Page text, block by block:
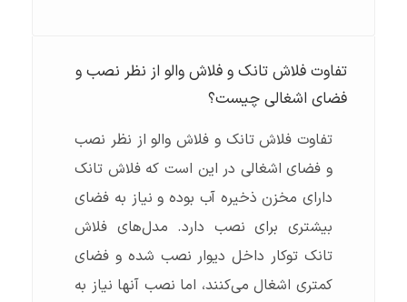
تفاوت فلاش تانک و فلاش والو از نظر نصب و
فضای اشغالی چیست؟
تفاوت فلاش تانک و فلاش والو از نظر نصب
و فضای اشغالی در این است که فلاش تانک
دارای مخزن ذخیره آب بوده و نیاز به فضای
بیشتری برای نصب دارد. مدل‌های فلاش
تانک توکار داخل دیوار نصب شده و فضای
کمتری اشغال می‌کنند، اما نصب آنها نیاز به